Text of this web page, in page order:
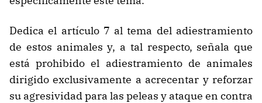
Dedica el artículo 7 al tema del adiestramiento
de estos animales y, a tal respecto, señala que
está prohibido el adiestramiento de animales
dirigido exclusivamente a acrecentar y reforzar
su agresividad para las peleas y ataque en contra